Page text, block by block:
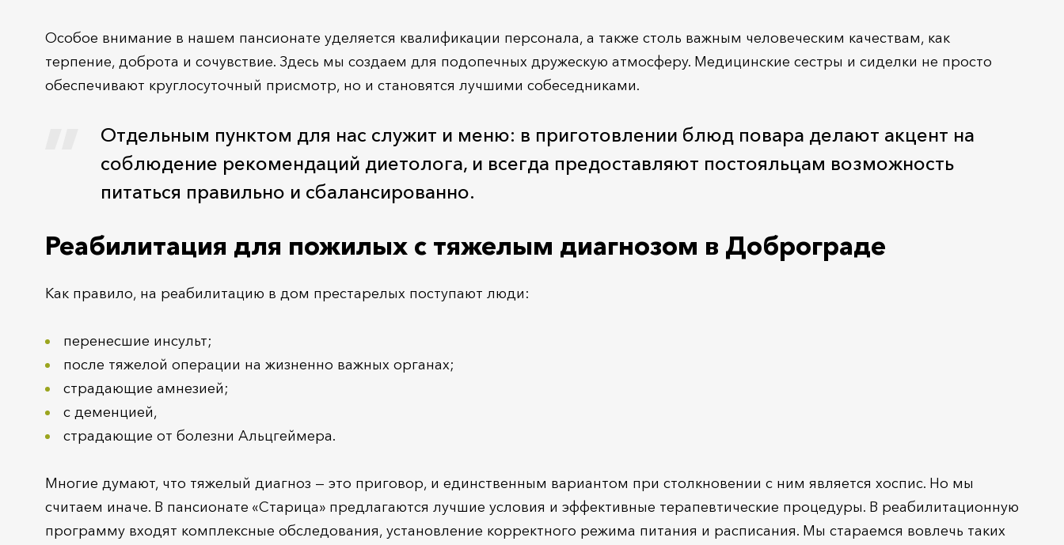
Особое внимание в нашем пансионате уделяется квалификации персонала, а также столь важным человеческим качествам, как
терпение, доброта и сочувствие. Здесь мы создаем для подопечных дружескую атмосферу. Медицинские сестры и сиделки не просто
обеспечивают круглосуточный присмотр, но и становятся лучшими собеседниками.
Отдельным пунктом для нас служит и меню: в приготовлении блюд повара делают акцент на
соблюдение рекомендаций диетолога, и всегда предоставляют постояльцам возможность
питаться правильно и сбалансированно.
Реабилитация для пожилых с тяжелым диагнозом в Доброграде
Как правило, на реабилитацию в дом престарелых поступают люди:
перенесшие инсульт;
после тяжелой операции на жизненно важных органах;
страдающие амнезией;
с деменцией,
страдающие от болезни Альцгеймера.
Многие думают, что тяжелый диагноз — это приговор, и единственным вариантом при столкновении с ним является хоспис. Но мы
считаем иначе. В пансионате «Старица» предлагаются лучшие условия и эффективные терапевтические процедуры. В реабилитационную
программу входят комплексные обследования, установление корректного режима питания и расписания. Мы стараемся вовлечь таких